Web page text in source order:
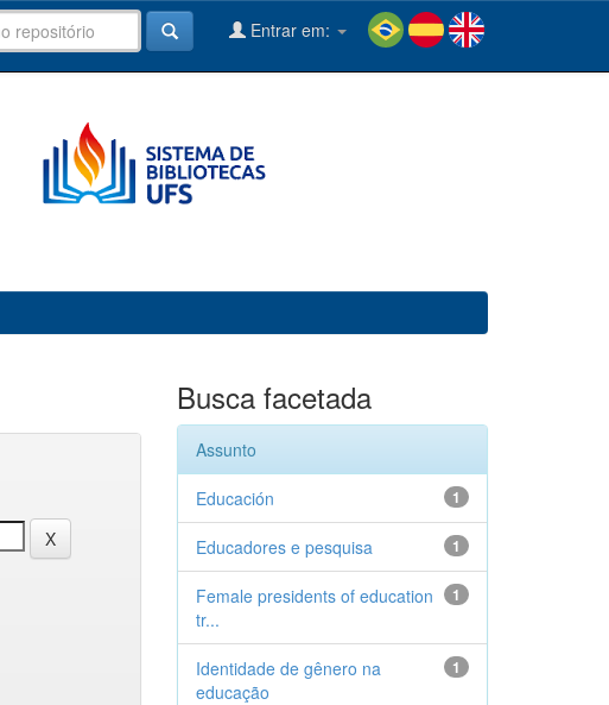
Entrar em:
Busca facetada
Assunto
1
Educación
1
Educadores e pesquisa
1
Female presidents of education
tr...
1
Identidade de gênero na
educação